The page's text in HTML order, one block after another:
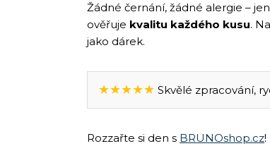
Žádné černání, žádné alergie –
ověřuje kvalitu každého kusu.
jako dárek.
★★★★★ Skvělé zpracování,
Rozzařte si den s BRUNOshop.cz!